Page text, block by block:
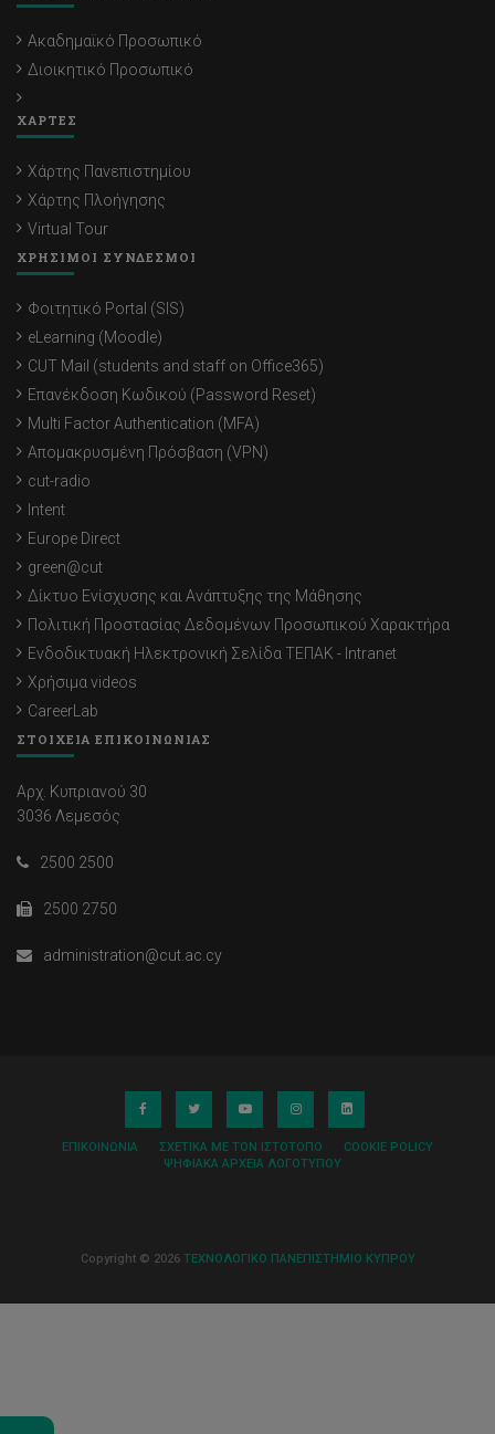
Ακαδημαϊκό Προσωπικό
Διοικητικό Προσωπικό
ΧΑΡΤΕΣ
Χάρτης Πανεπιστημίου
Χάρτης Πλοήγησης
Virtual Tour
ΧΡΗΣΙΜΟΙ ΣΥΝΔΕΣΜΟΙ
Φοιτητικό Portal (SIS)
eLearning (Moodle)
CUT Mail (students and staff on Office365)
Επανέκδοση Κωδικού (Password Reset)
Multi Factor Authentication (MFA)
Απομακρυσμένη Πρόσβαση (VPN)
cut-radio
Intent
Europe Direct
green@cut
Δίκτυο Ενίσχυσης και Ανάπτυξης της Μάθησης
Πολιτική Προστασίας Δεδομένων Προσωπικού Χαρακτήρα
Ενδοδικτυακή Ηλεκτρονική Σελίδα ΤΕΠΑΚ - Intranet
Χρήσιμα videos
CareerLab
ΣΤΟΙΧΕΙΑ ΕΠΙΚΟΙΝΩΝΙΑΣ
Αρχ. Κυπριανού 30
3036 Λεμεσός
2500 2500
2500 2750
administration@cut.ac.cy
ΕΠΙΚΟΙΝΩΝΊΑ ΣΧΕΤΙΚΆ ΜΕ ΤΟΝ ΙΣΤΌΤΟΠΟ
COOKIE POLICY
ΨΗΦΙΑΚΆ ΑΡΧΕΊΑ ΛΟΓΌΤΥΠΟΥ
Copyright © 2026 ΤΕΧΝΟΛΟΓΙΚΟ ΠΑΝΕΠΙΣΤΗΜΙΟ ΚΥΠΡΟΥ